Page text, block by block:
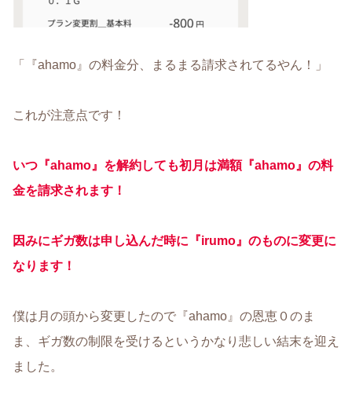
「『ahamo』の料金分、まるまる請求されてるやん！」
これが注意点です！
いつ『ahamo』を解約しても初月は満額『ahamo』の料
金を請求されます！
因みにギガ数は申し込んだ時に『irumo』のものに変更に
なります！
僕は月の頭から変更したので『ahamo』の恩恵０のま
ま、ギガ数の制限を受けるというかなり悲しい結末を迎え
ました。